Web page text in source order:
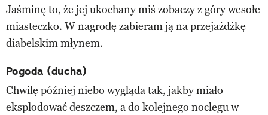
Jaśminę to, że jej ukochany miś zobaczy z góry wesołe
miasteczko. W nagrodę zabieram ją na przejażdżkę
diabelskim młynem.
Pogoda (ducha)
Chwilę później niebo wygląda tak, jakby miało
eksplodować deszczem, a do kolejnego noclegu w